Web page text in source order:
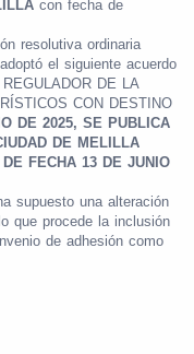
con fecha de
resolutiva ordinaria
el siguiente acuerdo
DE LA
CON DESTINO
DE 2025, SE PUBLICA
DE MELILLA
FECHA 13 DE JUNIO
supuesto una alteración
que procede la inclusión
de adhesión como